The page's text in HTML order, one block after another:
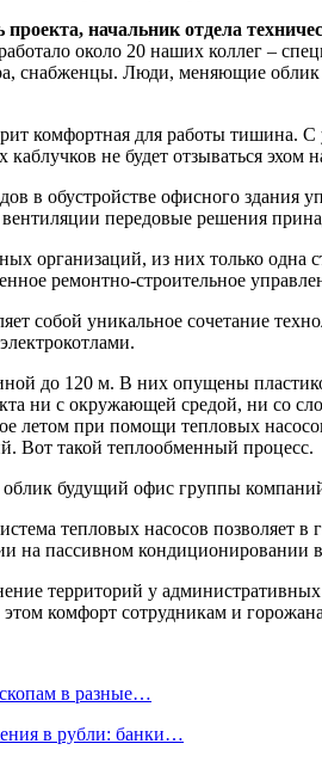
начальник отдела
около 20 наших коллег –
снабженцы. Люди, меняющие
комфортная для работы тишина.
не будет отзываться
в обустройстве офисного здания
передовые решения
организаций, из них только
ремонтно-строительное
собой уникальное сочетание
до 120 м. В них опущены
ни с окружающей средой, ни со
летом при помощи тепловых
Вот такой теплообменный процесс.
тепловых насосов
на пассивном кондиционировании
территорий у
комфорт сотрудникам и
в разные…
в рубли: банки…